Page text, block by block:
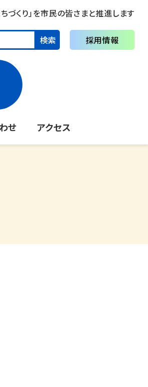
づくり」を市民の皆さまと推進します
検索 採用情報
せ アクセス